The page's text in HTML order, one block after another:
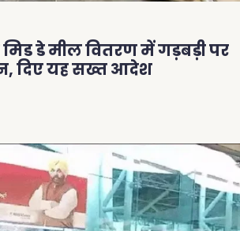
डे मील वितरण में गड़बड़ी पर
दिए यह सख्त आदेश